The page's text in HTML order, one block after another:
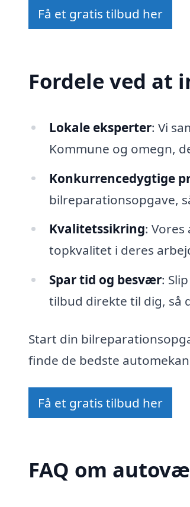
Få et gratis tilbud her
Fordele ved at
Lokale eksperter: Vi
Kommune og omegn,
Konkurrencedygtige
bilreparationsopgave,
Kvalitetssikring:
topkvalitet i deres
Spar tid og besvær:
tilbud direkte til dig, så
Start din
finde de bedste
Få et gratis tilbud her
FAQ om